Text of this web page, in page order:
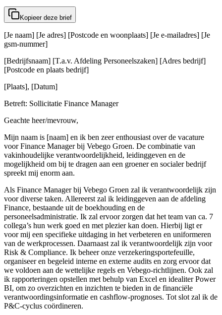
Kopieer deze brief
[Je naam] [Je adres] [Postcode en woonplaats] [Je e-mailadres] [Je
gsm-nummer]
[Bedrijfsnaam] [T.a.v. Afdeling Personeelszaken] [Adres bedrijf]
[Postcode en plaats bedrijf]
[Plaats], [Datum]
Betreft: Sollicitatie Finance Manager
Geachte heer/mevrouw,
Mijn naam is [naam] en ik ben zeer enthousiast over de vacature
voor Finance Manager bij Vebego Groen. De combinatie van
vakinhoudelijke verantwoordelijkheid, leidinggeven en de
mogelijkheid om bij te dragen aan een groener en socialer bedrijf
spreekt mij enorm aan.
Als Finance Manager bij Vebego Groen zal ik verantwoordelijk zijn
voor diverse taken. Allereerst zal ik leidinggeven aan de afdeling
Finance, bestaande uit de boekhouding en de
personeelsadministratie. Ik zal ervoor zorgen dat het team van ca. 7
collega’s hun werk goed en met plezier kan doen. Hierbij ligt er
voor mij een specifieke uitdaging in het verbeteren en uniformeren
van de werkprocessen. Daarnaast zal ik verantwoordelijk zijn voor
Risk & Compliance. Ik beheer onze verzekeringsportefeuille,
organiseer en begeleid interne en externe audits en zorg ervoor dat
we voldoen aan de wettelijke regels en Vebego-richtlijnen. Ook zal
ik rapporteringen opstellen met behulp van Excel en idealiter Power
BI, om zo overzichten en inzichten te bieden in de financiële
verantwoordingsinformatie en cashflow-prognoses. Tot slot zal ik de
P&C-cyclus coördineren.